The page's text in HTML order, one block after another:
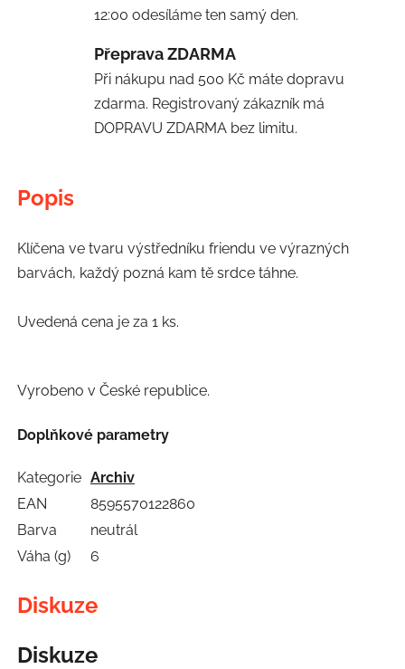
12:00 odesíláme ten samý den.
Přeprava ZDARMA
Při nákupu nad 500 Kč máte dopravu
zdarma. Registrovaný zákazník má
DOPRAVU ZDARMA bez limitu.
Popis
Klíčena ve tvaru výstředníku friendu ve výrazných
barvách, každý pozná kam tě srdce táhne.
Uvedená cena je za 1 ks.
Vyrobeno v České republice.
Doplňkové parametry
Kategorie Archiv
EAN
8595570122860
Barva
neutrál
Váha (g)
6
Diskuze
Diskuze